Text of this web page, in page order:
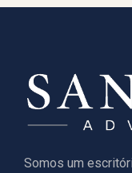
Somos um